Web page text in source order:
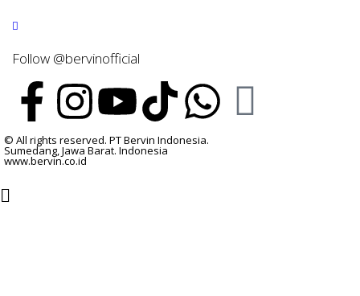
Follow @bervinofficial
© All rights reserved. PT Bervin Indonesia.
Sumedang, Jawa Barat. Indonesia
www.bervin.co.id